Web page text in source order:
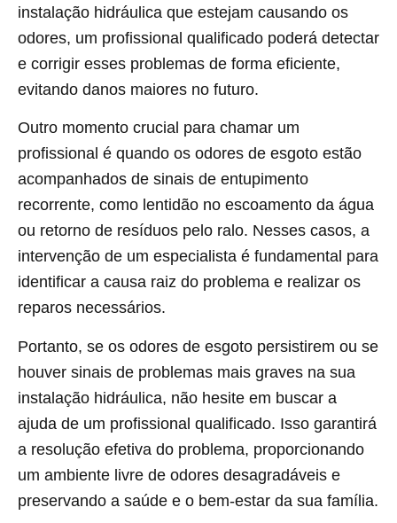
instalação hidráulica que estejam causando os
odores, um profissional qualificado poderá detectar
e corrigir esses problemas de forma eficiente,
evitando danos maiores no futuro.
Outro momento crucial para chamar um
profissional é quando os odores de esgoto estão
acompanhados de sinais de entupimento
recorrente, como lentidão no escoamento da água
ou retorno de resíduos pelo ralo. Nesses casos, a
intervenção de um especialista é fundamental para
identificar a causa raiz do problema e realizar os
reparos necessários.
Portanto, se os odores de esgoto persistirem ou se
houver sinais de problemas mais graves na sua
instalação hidráulica, não hesite em buscar a
ajuda de um profissional qualificado. Isso garantirá
a resolução efetiva do problema, proporcionando
um ambiente livre de odores desagradáveis e
preservando a saúde e o bem-estar da sua família.